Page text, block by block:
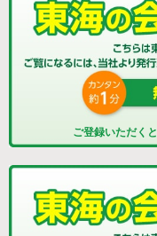
ご登録いただくと